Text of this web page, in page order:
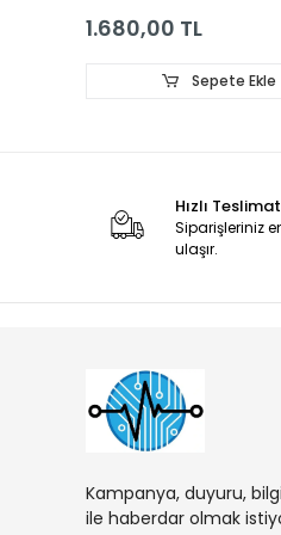
1.680,00 TL
Sepete Ekle
Hızlı
Siparişleriniz
ulaşır.
Kampanya, duyuru,
ile haberdar olmak